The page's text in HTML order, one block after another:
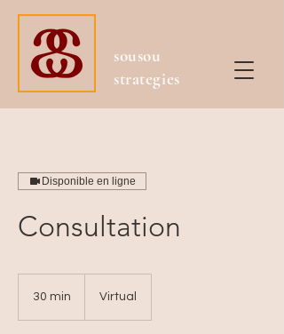
sousou
strategies
Disponible en ligne
Consultation
30 min Virtual